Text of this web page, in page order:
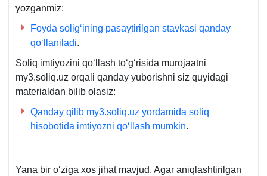
yozganmiz:
Foyda soligʻining pasaytirilgan stavkasi qanday
qoʻllaniladi.
Soliq imtiyozini qoʻllash toʻgʻrisida murojaatni
my3.soliq.uz orqali qanday yuborishni siz quyidagi
materialdan bilib olasiz:
Qanday qilib my3.soliq.uz yordamida soliq
hisobotida imtiyozni qoʻllash mumkin.
Yana bir oʻziga хos jihat mavjud. Agar aniqlashtirilgan